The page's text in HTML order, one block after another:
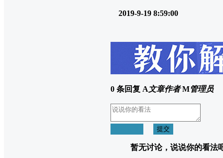
2019-9-19 8:59:00
0 条回复 A文章作者 M管理员
提交
暂无讨论，说说你的看法